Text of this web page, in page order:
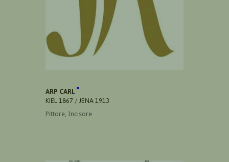
ARP CARL
KIEL 1867 / JENA 1913
Pittore, Incisore